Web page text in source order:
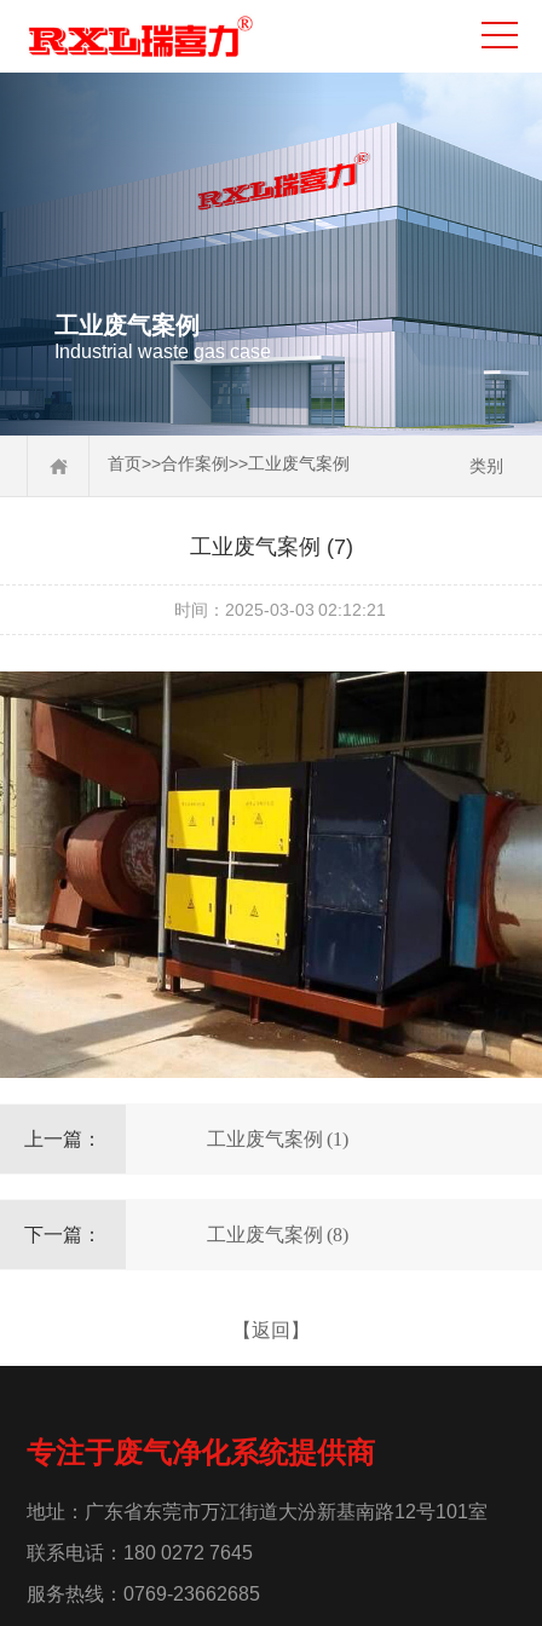
工业废气案例
Industrial waste gas case
首页>>合作案例>>工业废气案例 类别
工业废气案例 (7)
时间：2025-03-03 02:12:21
上一篇： 工业废气案例 (1)
下一篇： 工业废气案例 (8)
【返回】
专注于废气净化系统提供商
地址：广东省东莞市万江街道大汾新基南路12号101室
联系电话：180 0272 7645
服务热线：0769-23662685